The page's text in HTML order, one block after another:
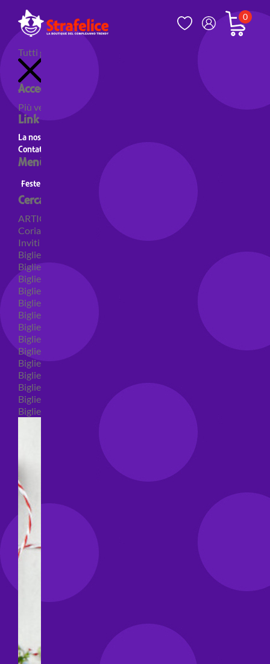
0
Tutti gli articoli
Accedi al tuo account
Più venduti Nuovi prodotti
Link utili
La nostra storia
Contatti
Menù principale
Feste a Tema Feste a tema Colori
Cerca per categoria
ARTICOLI PER FESTE
Coriandoli e sparacoriandoli
Inviti
Biglietti di auguri
Biglietti auguri pensione
Biglietti auguri compleanno
Biglietti auguri amore
Biglietti auguri nascita
Biglietti auguri primo compleanno
Biglietti auguri battesimo
Biglietti auguri per prima comunione
Biglietti auguri cresima
Biglietti auguri matrimonio
Biglietti auguri anniversario matrimonio
Biglietti auguri Natale
Biglietti auguri laurea
Biglietti auguri generici